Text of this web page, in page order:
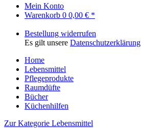
Mein Konto
Warenkorb 0 0,00 € *
Bestellung widerrufen
Es gilt unsere Datenschutzerklärung
Home
Lebensmittel
Pflegeprodukte
Raumdüfte
Bücher
Küchenhilfen
Zur Kategorie Lebensmittel